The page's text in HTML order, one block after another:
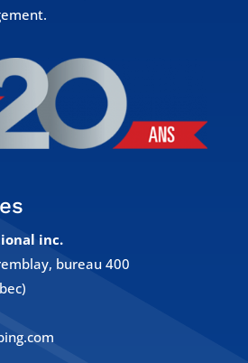
inc.
bureau 400